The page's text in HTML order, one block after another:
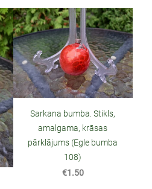
Sarkana bumba. Stikls,
amalgama, krāsas
pārklājums (Egle bumba
108)
€1.50